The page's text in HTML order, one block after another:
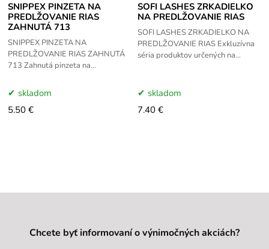
SNIPPEX PINZETA NA
PREDLŽOVANIE RIAS
ZAHNUTÁ 713
SNIPPEX PINZETA NA
PREDLŽOVANIE RIAS ZAHNUTÁ
713 Zahnutá pinzeta na
tenkým ostrím koncom., ktorá Vám
umožní jednoduchým
skladom
5.50 €
SOFI LASHES ZRKADIELKO
NA PREDLŽOVANIE RIAS
SOFI LASHES ZRKADIELKO NA
PREDLŽOVANIE RIAS Exkluzívna
séria produktov určených na
umožňuje
skladom
7.40 €
Chcete byť informovaní o výnimočných akciách?